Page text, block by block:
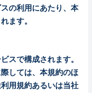
の利用にあたり、本
ます。
スで構成されます。
しては、本規約のほ
用規約あるいは当社